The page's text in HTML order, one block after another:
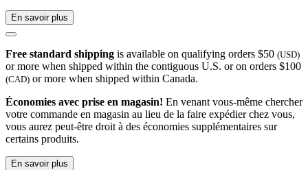
En savoir plus
Free standard shipping is available on qualifying orders $50 (USD)
or more when shipped within the contiguous U.S. or on orders $100
(CAD) or more when shipped within Canada.
Économies avec prise en magasin! En venant vous-même chercher
votre commande en magasin au lieu de la faire expédier chez vous,
vous aurez peut-être droit à des économies supplémentaires sur
certains produits.
En savoir plus